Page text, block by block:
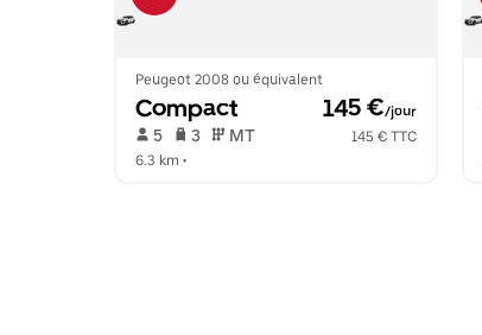
Peugeot 2008 ou équivalent
Compact 145 €/jour
5 3 MT
145 € TTC
6.3 km •